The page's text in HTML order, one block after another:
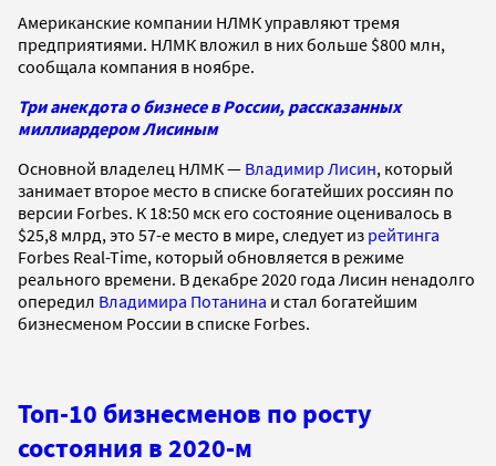
Американские компании НЛМК управляют тремя
предприятиями. НЛМК вложил в них больше $800 млн,
сообщала компания в ноябре.
Три анекдота о бизнесе в России, рассказанных
миллиардером Лисиным
Основной владелец НЛМК — Владимир Лисин, который
занимает второе место в списке богатейших россиян по
версии Forbes. К 18:50 мск его состояние оценивалось в
$25,8 млрд, это 57-е место в мире, следует из рейтинга
Forbes Real-Time, который обновляется в режиме
реального времени. В декабре 2020 года Лисин ненадолго
опередил Владимира Потанина и стал богатейшим
бизнесменом России в списке Forbes.
Топ-10 бизнесменов по росту
состояния в 2020-м